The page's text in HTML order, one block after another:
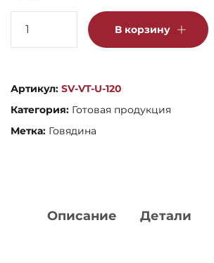
вырезки
В корзину
Артикул: SV-VT-U-120
Категория: Готовая продукция
Метка: Говядина
Описание Детали